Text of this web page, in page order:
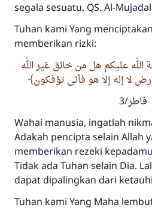
segala sesuatu. QS. Al-
Tuhan kami Yang
memberikan rizki:
الله عليكم هل من خالق غير الله
لا إله إلا هو فأنى تؤفكون
فاطر/3
Wahai manusia, ingatlah
Adakah pencipta selain Allah
memberikan rezeki
Tidak ada Tuhan selain Dia.
dapat dipalingkan dari
Tuhan kami Yang Maha